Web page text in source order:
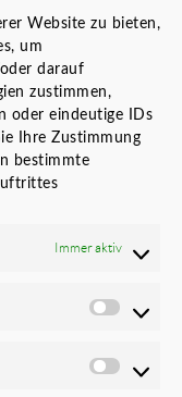
Website zu bieten,
um
darauf
zustimmen,
oder eindeutige IDs
Ihre Zustimmung
bestimmte
Immer aktiv